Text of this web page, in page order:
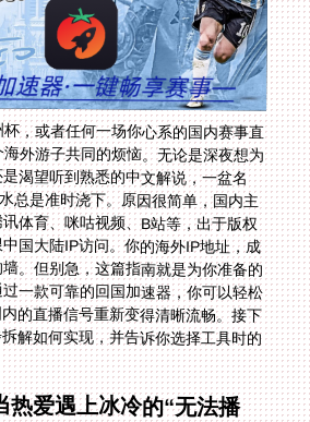
，或者任何一场你心系的国内赛事直
外游子共同的烦恼。无论是深夜想为
是渴望听到熟悉的中文解说，一盆名
总是准时浇下。原因很简单，国内主
体育、咪咕视频、B站等，出于版权
国大陆IP访问。你的海外IP地址，成
。但别急，这篇指南就是为你准备的
一款可靠的回国加速器，你可以轻松
的直播信号重新变得清晰流畅。接下
解如何实现，并告诉你选择工具时的
热爱遇上冰冷的“无法播